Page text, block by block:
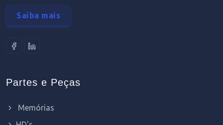
Saiba mais
Partes e Peças
Memórias